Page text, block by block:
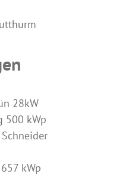
28kW
500 kWp
kWp